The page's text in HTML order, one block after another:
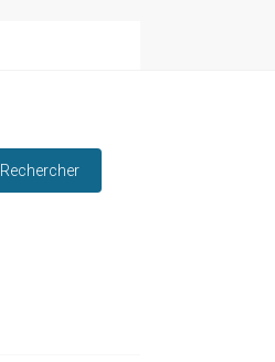
Rechercher